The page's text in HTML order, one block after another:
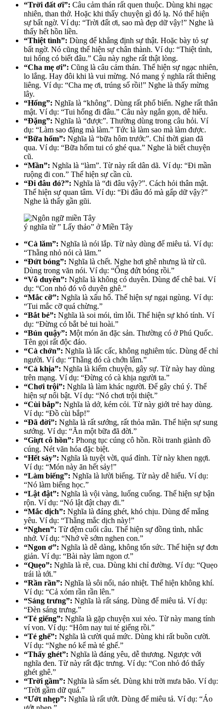
“Trời đất ơi”: Câu cảm thán rất quen thuộc. Dùng khi ngạc
nhiên, than thở. Hoặc khi thấy chuyện gì đó lạ. Nó thể hiện
sự bất ngờ. Ví dụ: “Trời đất ơi, sao mà đẹp dữ vậy!” Nghe là
thấy hết hồn liền.
“Thiệt tình”: Dùng để khẳng định sự thật. Hoặc bày tỏ sự
bất ngờ. Nó cũng thể hiện sự chân thành. Ví dụ: “Thiệt tình,
tui hổng có biết đâu.” Câu này nghe rất thật lòng.
“Cha mẹ ơi”: Cũng là câu cảm thán. Thể hiện sự ngạc nhiên,
lo lắng. Hay đôi khi là vui mừng. Nó mang ý nghĩa rất thiêng
liêng. Ví dụ: “Cha mẹ ơi, trúng số rồi!” Nghe là thấy mừng
lây.
“Hổng”: Nghĩa là “không”. Dùng rất phổ biến. Nghe rất thân
mật. Ví dụ: “Tui hổng đi đâu.” Câu này ngắn gọn, dễ hiểu.
“Đặng”: Nghĩa là “được”. Thường dùng trong câu hỏi. Ví
dụ: “Làm sao đặng mà làm.” Tức là làm sao mà làm được.
“Bữa hổm”: Nghĩa là “bữa hôm trước”. Chỉ thời gian đã
qua. Ví dụ: “Bữa hổm tui có ghé qua.” Nghe là biết chuyện
cũ.
“Mần”: Nghĩa là “làm”. Từ này rất dân dã. Ví dụ: “Đi mần
ruộng đi con.” Thể hiện sự cần cù.
“Đi đâu đó?”: Nghĩa là “đi đâu vậy?”. Cách hỏi thân mật.
Thể hiện sự quan tâm. Ví dụ: “Đi đâu đó mà gấp dữ vậy?”
Nghe là thấy gần gũi.
ý nghĩa từ ” Lấy thảo” ở Miền Tây
“Cà lăm”: Nghĩa là nói lắp. Từ này dùng để miêu tả. Ví dụ:
“Thằng nhỏ nói cà lăm.”
“Đứt bóng”: Nghĩa là chết. Nghe hơi ghê nhưng là từ cũ.
Dùng trong văn nói. Ví dụ: “Ổng đứt bóng rồi.”
“Vô duyên”: Nghĩa là không có duyên. Dùng để chê bai. Ví
dụ: “Con nhỏ đó vô duyên ghê.”
“Mắc cỡ”: Nghĩa là xấu hổ. Thể hiện sự ngại ngùng. Ví dụ:
“Tui mắc cỡ quá chừng.”
“Bắt bẻ”: Nghĩa là soi mói, tìm lỗi. Thể hiện sự khó tính. Ví
dụ: “Đừng có bắt bẻ tui hoài.”
“Bún quậy”: Một món ăn đặc sản. Thường có ở Phú Quốc.
Tên gọi rất độc đáo.
“Cà chớn”: Nghĩa là lấc cấc, không nghiêm túc. Dùng để chỉ
người. Ví dụ: “Thằng đó cà chớn lắm.”
“Cà khịa”: Nghĩa là kiếm chuyện, gây sự. Từ này hay dùng
trên mạng. Ví dụ: “Đừng có cà khịa người ta.”
“Chơi trội”: Nghĩa là làm khác người. Để gây chú ý. Thể
hiện sự nổi bật. Ví dụ: “Nó chơi trội thiệt.”
“Cùi bắp”: Nghĩa là dở, kém cỏi. Từ này giới trẻ hay dùng.
Ví dụ: “Đồ cùi bắp!”
“Đã đời”: Nghĩa là rất sướng, rất thỏa mãn. Thể hiện sự sung
sướng. Ví dụ: “Ăn một bữa đã đời.”
“Giựt cô hồn”: Phong tục cúng cô hồn. Rồi tranh giành đồ
cúng. Nét văn hóa đặc biệt.
“Hết sảy”: Nghĩa là tuyệt vời, quá đỉnh. Từ này khen ngợi.
Ví dụ: “Món này ăn hết sảy!”
“Làm biếng”: Nghĩa là lười biếng. Từ này dễ hiểu. Ví dụ:
“Nó làm biếng học.”
“Lật đật”: Nghĩa là vội vàng, luống cuống. Thể hiện sự bận
rộn. Ví dụ: “Nó lật đật chạy đi.”
“Mắc dịch”: Nghĩa là đáng ghét, khó chịu. Dùng để mắng
yêu. Ví dụ: “Thằng mắc dịch này!”
“Nghen”: Từ đệm cuối câu. Thể hiện sự đồng tình, nhắc
nhở. Ví dụ: “Nhớ về sớm nghen con.”
“Ngon ơ”: Nghĩa là dễ dàng, không tốn sức. Thể hiện sự đơn
giản. Ví dụ: “Bài này làm ngon ơ.”
“Quẹo”: Nghĩa là rẽ, cua. Dùng khi chỉ đường. Ví dụ: “Quẹo
trái là tới.”
“Rần rần”: Nghĩa là sôi nổi, náo nhiệt. Thể hiện không khí.
Ví dụ: “Cả xóm rần rần lên.”
“Sáng trưng”: Nghĩa là rất sáng. Dùng để miêu tả. Ví dụ:
“Đèn sáng trưng.”
“Té giếng”: Nghĩa là gặp chuyện xui xẻo. Từ này mang tính
ví von. Ví dụ: “Hôm nay tui té giếng rồi.”
“Té ghế”: Nghĩa là cười quá mức. Dùng khi rất buồn cười.
Ví dụ: “Nghe nó kể mà té ghế.”
“Thấy ghét”: Nghĩa là đáng yêu, dễ thương. Ngược với
nghĩa đen. Từ này rất đặc trưng. Ví dụ: “Con nhỏ đó thấy
ghét ghê.”
“Trời gầm”: Nghĩa là sấm sét. Dùng khi trời mưa bão. Ví dụ:
“Trời gầm dữ quá.”
“Ướt nhẹp”: Nghĩa là rất ướt. Dùng để miêu tả. Ví dụ: “Áo